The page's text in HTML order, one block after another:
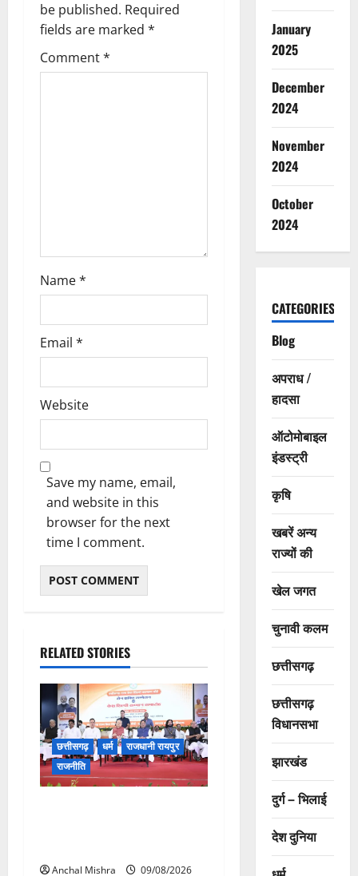
g
a
be published. Required
fields are marked *
Comment*
Name*
Email *
Website
Save my name, email,
and website in this
browser for the next
time I comment.
RELATED STORIES
छत्तीसगढ़ धर्म
राजधानी रायपुर
राजनीति
Anchal Mishra
09/08/2026
January
2025
December
2024
November
2024
October
2024
CATEGORIES
Blog
अपराध /
हादसा
ऑटोमोबाइल
इंडस्ट्री
कृषि
खबरें अन्य
राज्यों की
खेल जगत
चुनावी कलम
छत्तीसगढ़
छत्तीसगढ़
विधानसभा
झारखंड
दुर्ग – भिलाई
देश दुनिया